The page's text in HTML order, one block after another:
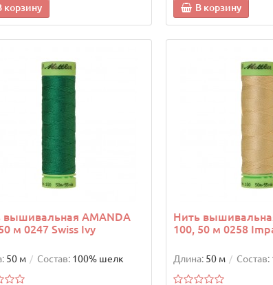
корзину В корзину
вышивальная AMANDA
м 0247 Swiss Ivy
50 м Состав: 100% шелк
Нить
100, 50 м 0258
Длина: 50 м Состав: